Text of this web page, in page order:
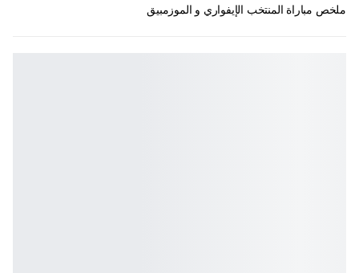
ملخص مباراة المنتخب الإيفواري و الموزمبيق